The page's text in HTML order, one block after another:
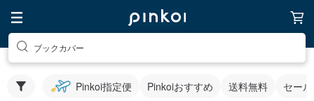
ブックカバー
Pinkoi指定便 Pinkoiおすすめ 送料無料 セー